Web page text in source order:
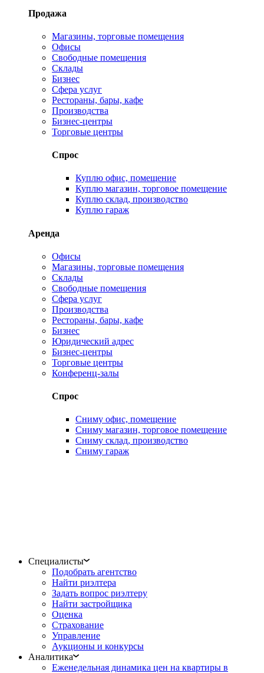
Продажа
Магазины, торговые помещения
Офисы
Свободные помещения
Склады
Бизнес
Сфера услуг
Рестораны, бары, кафе
Производства
Бизнес-центры
Торговые центры
Спрос
Куплю офис, помещение
Куплю магазин, торговое помещение
Куплю склад, производство
Куплю гараж
Аренда
Офисы
Магазины, торговые помещения
Склады
Свободные помещения
Сфера услуг
Производства
Рестораны, бары, кафе
Бизнес
Юридический адрес
Бизнес-центры
Торговые центры
Конференц-залы
Спрос
Сниму офис, помещение
Сниму магазин, торговое помещение
Сниму склад, производство
Сниму гараж
Специалисты
Подобрать агентство
Найти риэлтера
Задать вопрос риэлтеру
Найти застройщика
Оценка
Страхование
Управление
Аукционы и конкурсы
Аналитика
Еженедельная динамика цен на квартиры в